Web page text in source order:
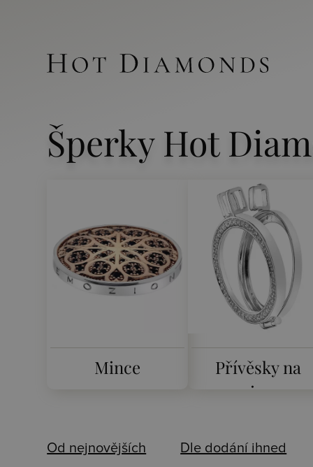
Šperky Hot
Mince
Přívěsky na
mince
Od nejnovějších Dle dodání ihned